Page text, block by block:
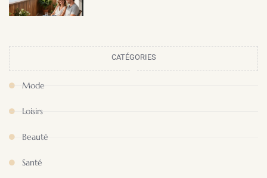
CATÉGORIES
Mode
Loisirs
Beauté
Santé